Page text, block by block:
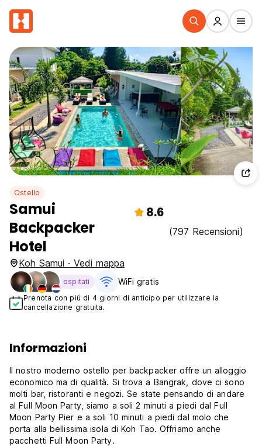
Ostello
Samui
Backpacker
Hotel
8.6
(797 Recensioni)
Koh Samui · Vedi mappa
ospitati WiFi gratis
Prenota con piú di 4 giorni di anticipo per utilizzare la
cancellazione gratuita.
Informazioni
Il nostro moderno ostello per backpacker offre un alloggio
economico ma di qualità. Si trova a Bangrak, dove ci sono
molti bar, ristoranti e negozi. Se state pensando di andare
al Full Moon Party, siamo a soli 2 minuti a piedi dal Full
Moon Party Pier e a soli 10 minuti a piedi dal molo che
porta alla bellissima isola di Koh Tao. Offriamo anche
pacchetti Full Moon Party.